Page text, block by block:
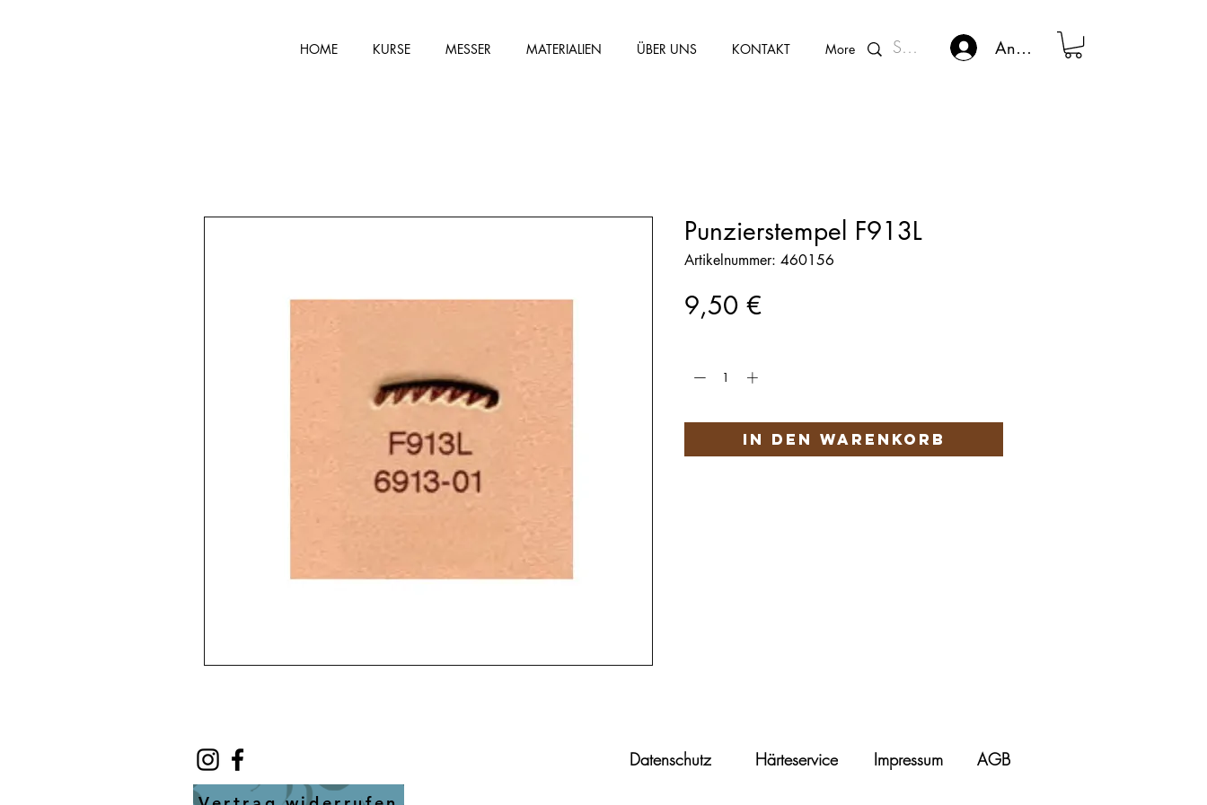
HOME KURSE MESSER MATERIALIEN ÜBER UNS KONTAKT More Kunden - Login
Anmelden
Punzierstempel F913L
Artikelnummer: 460156
9,50 €Preis
In den Warenkorb
Datenschutz Härteservice Impressum AGB